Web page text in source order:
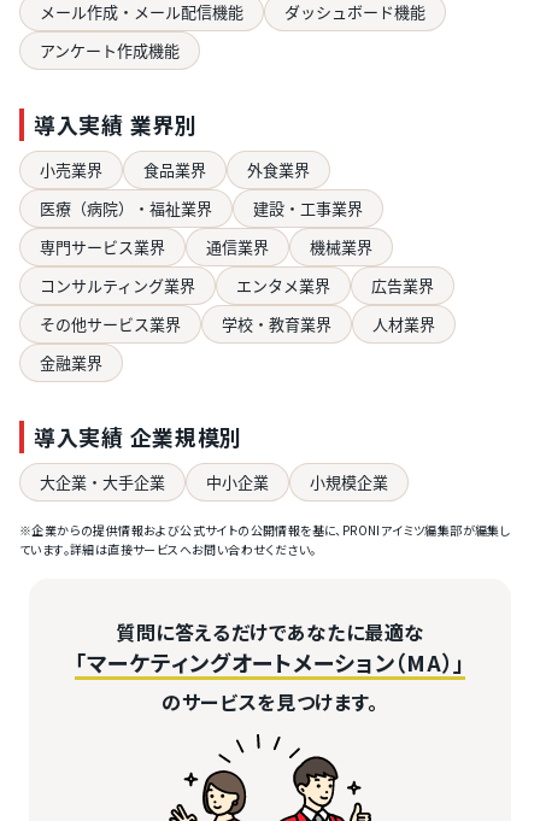
メール作成・メール配信機能
ダッシュボード機能
アンケート作成機能
導入実績 業界別
小売業界 食品業界
外食業界
医療（病院）・福祉業界
建設・工事業界
専門サービス業界
通信業界
機械業界
コンサルティング業界
エンタメ業界
広告業界
その他サービス業界
学校・教育業界
人材業界
金融業界
導入実績 企業規模別
大企業・大手企業 中小企業 小規模企業
※企業からの提供情報および公式サイトの公開情報を基に、PRONIアイミツ編集部が編集し
ています。詳細は直接サービスへお問い合わせください。
質問に答えるだけであなたに最適な
「マーケティングオートメーション（MA）」
のサービスを見つけます。